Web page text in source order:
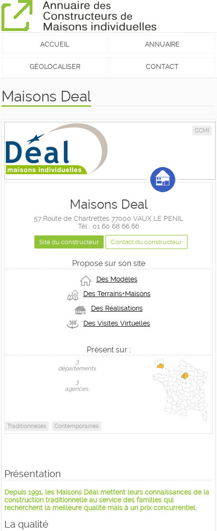
ACCUEIL ANNUAIRE
GÉOLOCALISER CONTACT
Maisons Deal
CCMI
Maisons Deal
57 Route de Chartrettes 77000 VAUX LE PENIL
Tél : 01 60 68 66 66
Site du constructeur Contact du constructeur
Propose sur son site
Des Modéles
Des Terrains+Maisons
Des Réalisations
Des Visites Virtuelles
Présent sur :
3
départements
3
agences.
Traditionnelles Contemporaines
Présentation
Depuis 1991, les Maisons Déal mettent leurs connaissances de la
construction traditionnelle au service des familles qui
recherchent la meilleure qualité mais à un prix concurrentiel.
La qualité